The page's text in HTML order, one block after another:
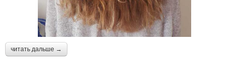
читать дальше →